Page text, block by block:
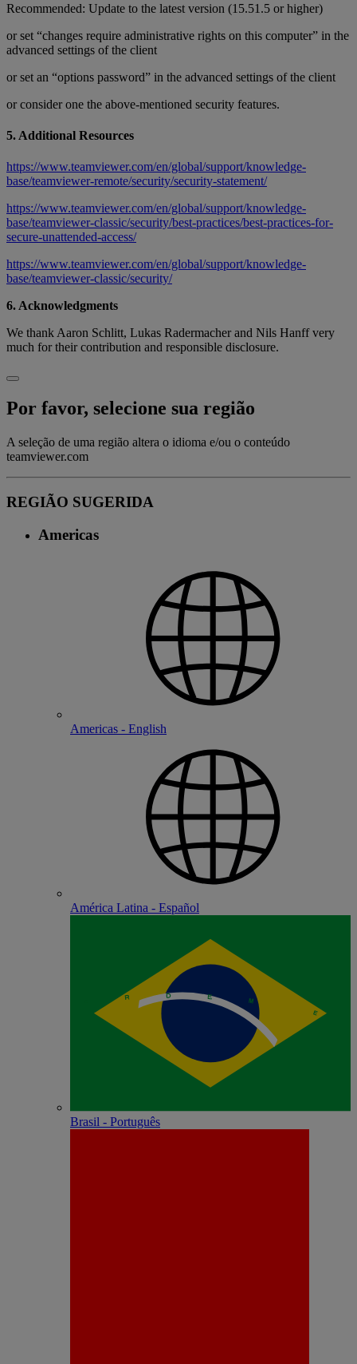
Recommended: Update to the latest version (15.51.5 or higher)
or set “changes require administrative rights on this computer” in the
advanced settings of the client
or set an “options password” in the advanced settings of the client
or consider one the above-mentioned security features.
5. Additional Resources
https://www.teamviewer.com/en/global/support/knowledge-
base/teamviewer-remote/security/security-statement/
https://www.teamviewer.com/en/global/support/knowledge-
base/teamviewer-classic/security/best-practices/best-practices-for-
secure-unattended-access/
https://www.teamviewer.com/en/global/support/knowledge-
base/teamviewer-classic/security/
6. Acknowledgments
We thank Aaron Schlitt, Lukas Radermacher and Nils Hanff very
much for their contribution and responsible disclosure.
Por favor, selecione sua região
A seleção de uma região altera o idioma e/ou o conteúdo
teamviewer.com
REGIÃO SUGERIDA
Americas
Americas - English
América Latina - Español
Brasil - Português